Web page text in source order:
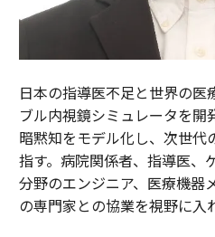
日本の指導医不足と世界の医
ブル内視鏡シミュレータを開
暗黙知をモデル化し、次世代
指す。病院関係者、指導医、
分野のエンジニア、医療機器
の専門家との協業を視野に入